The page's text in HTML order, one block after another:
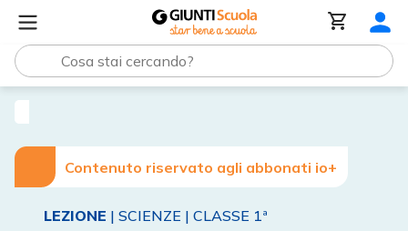
Contenuto riservato agli abbonati io+
LEZIONE | SCIENZE | CLASSE 1ª